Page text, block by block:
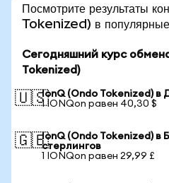
Посмотрите результаты
Tokenized) в
Сегодняшний курс
Tokenized)
🇺🇸IonQ (Ondo Tokenized)
1 IONQon равен 40,30 $
🇬🇧IonQ (Ondo Tokenized) в
стерлингов
1 IONQon равен 29,99 £